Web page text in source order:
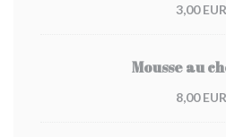
3,00 EUR
Mousse au
8,00 EUR